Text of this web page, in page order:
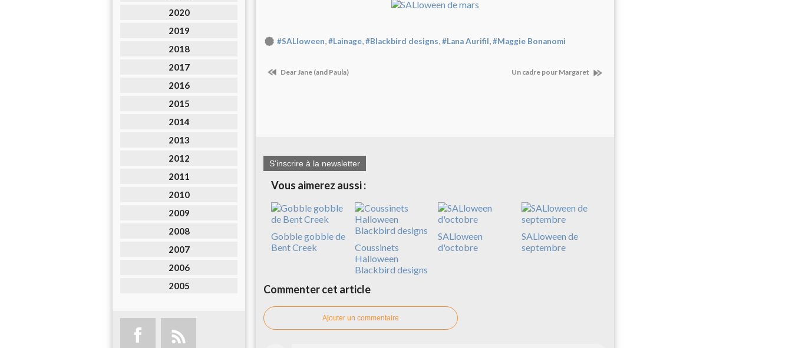
2020
2019
2018
2017
2016
2015
2014
2013
2012
2011
2010
2009
2008
2007
2006
2005
#SALloween,#Lainage,#Blackbird designs,#Lana Aurifil,#Maggie Bonanomi
Dear Jane (and Paula) Un cadre pour Margaret
S'inscrire à la newsletter
Vous aimerez aussi :
Gobble gobble de
Bent Creek
Coussinets
Halloween
Blackbird designs
SALloween
d'octobre
SALloween de
septembre
Commenter cet article
Ajouter un commentaire